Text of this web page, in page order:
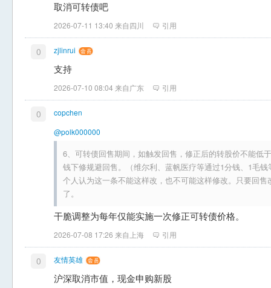
取消可转债吧
2026-07-11 13:40 来自四川 引用
0 zjlinrui
支持
2026-07-10 08:04 来自广东 引用
0
copchen
@polk000000
6、可转债回售期间，如触发回售，修正后的转股价不能低
钱下修规避回售。（维尔利、蓝帆医疗等通过1分钱、1毛
个人认为这一条不能这样改，也不可能这样修改。只要回
了。
干脆调整为每年仅能实施一次修正可转债价格。
2026-07-08 17:26 来自上海 引用
0 友情英雄
沪深取消市值，现金申购新股